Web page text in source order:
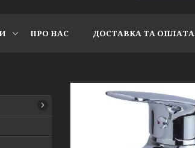
ПРО НАС ДОСТАВКА ТА ОПЛАТА